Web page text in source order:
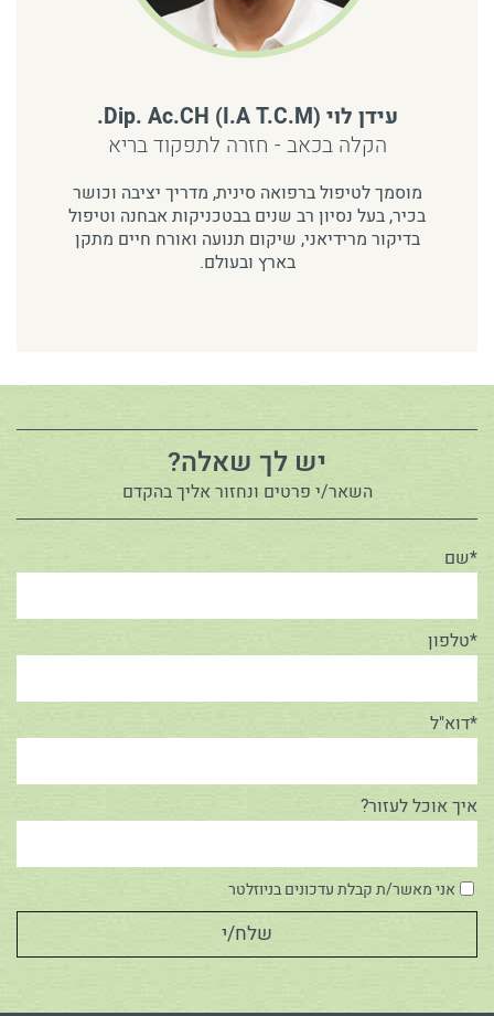
עידן לוי (Dip. Ac.CH (I.A T.C.M.
הקלה בכאב - חזרה לתפקוד בריא
מוסמך לטיפול ברפואה סינית, מדריך יציבה וכושר
בכיר, בעל נסיון רב שנים בבטכניקות אבחנה וטיפול
בדיקור מרידיאני, שיקום תנועה ואורח חיים מתקן
בארץ ובעולם.
יש לך שאלה?
השאר/י פרטים ונחזור אליך בהקדם
*שם
*טלפון
*דוא"ל
איך אוכל לעזור?
אני מאשר/ת קבלת עדכונים בניוזלטר